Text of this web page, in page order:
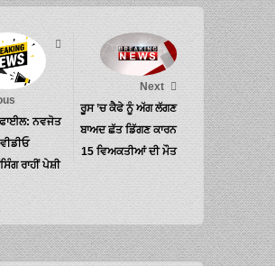
ਫਾਈਲ: ਨਵਜੋਤ
ਰਾਹੀਂ ਪੇਸ਼ੀ
Next
ਰੂਸ ’ਚ ਕੈਫੇ ਨੂੰ ਅੱਗ ਲੱਗਣ
ਬਾਅਦ ਛੱਤ ਡਿੱਗਣ ਕਾਰਨ
15 ਵਿਅਕਤੀਆਂ ਦੀ ਮੌਤ